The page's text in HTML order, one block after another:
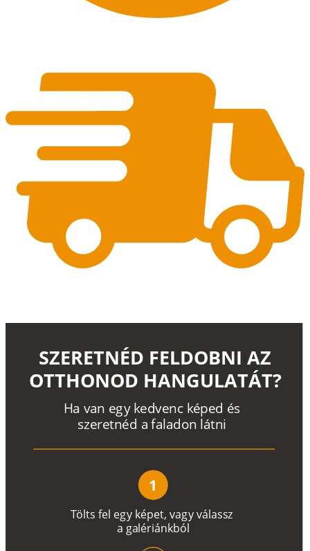
Tölts fel egy képet, vagyválassz
a galériánkból
Ha van egy kedvenc képed és
szeretnéd a faladon látni
SZERETNÉD FELDOBNI AZ
OTTHONOD HANGULATÁT?
1